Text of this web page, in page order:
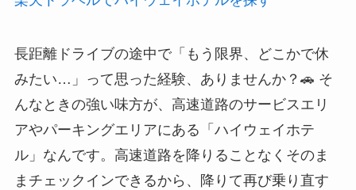
長距離ドライブの途中で「もう限界、どこかで休
みたい…」って思った経験、ありませんか？🚗 そ
んなときの強い味方が、高速道路のサービスエリ
アやパーキングエリアにある「ハイウェイホテ
ル」なんです。高速道路を降りることなくそのま
まチェックインできるから、降りて再び乗り直す